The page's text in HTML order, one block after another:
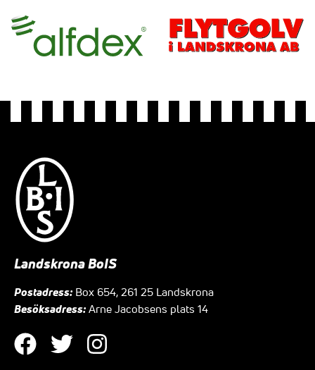
Landskrona BoIS
Postadress: Box 654, 261 25 Landskrona
Besöksadress: Arne Jacobsens plats 14